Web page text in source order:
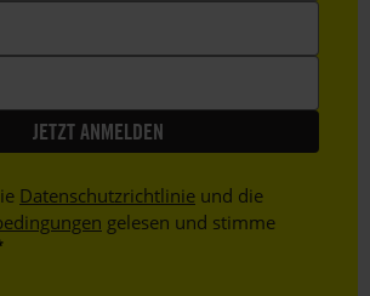
Datenschutzrichtlinie und die
gelesen und stimme